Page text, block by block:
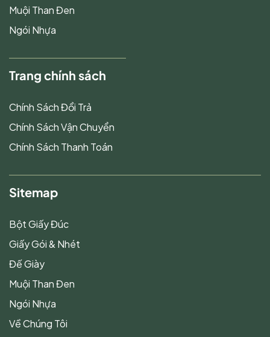
Muội Than Đen
Ngói Nhựa
Trang chính sách
Chính Sách Đổi Trả
Chính Sách Vận Chuyển
Chính Sách Thanh Toán
Sitemap
Bột Giấy Đúc
Giấy Gói & Nhét
Đế Giày
Muội Than Đen
Ngói Nhựa
Về Chúng Tôi